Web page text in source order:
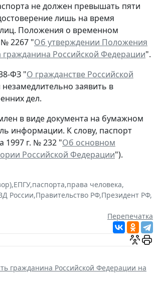
не должен превышать пяти
лишь на время
Положения о временном
№ 2267 "Об утверждении Положения
Российской Федерации".
ФЗ "О гражданстве Российской
заявить в
дел.
в виде документа на бумажном
информации. К слову, паспорт
1997 г. № 232 "Об основном
Российской Федерации").
,ЕПГУ,паспорта,права человека,
России,Правительство РФ,Президент РФ,
Перепечатка
гражданина Российской Федерации на